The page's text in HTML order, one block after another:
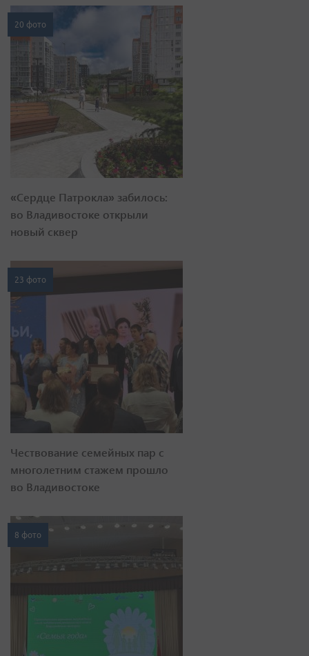
20 фото
«Сердце Патрокла» забилось:
во Владивостоке открыли
новый сквер
23 фото
Чествование семейных пар с
многолетним стажем прошло
во Владивостоке
8 фото